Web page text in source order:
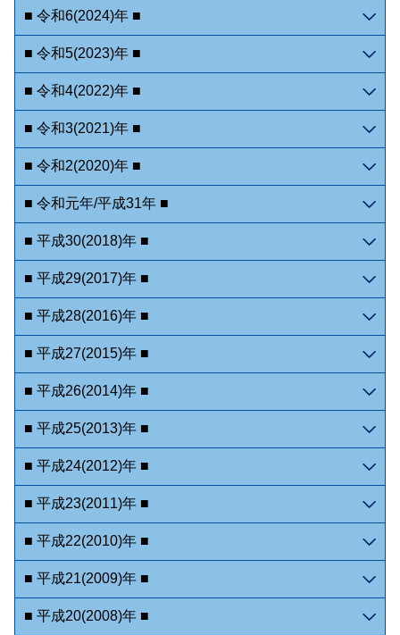
■ 令和6(2024)年 ■
■ 令和5(2023)年 ■
■ 令和4(2022)年 ■
■ 令和3(2021)年 ■
■ 令和2(2020)年 ■
■ 令和元年/平成31年 ■
■ 平成30(2018)年 ■
■ 平成29(2017)年 ■
■ 平成28(2016)年 ■
■ 平成27(2015)年 ■
■ 平成26(2014)年 ■
■ 平成25(2013)年 ■
■ 平成24(2012)年 ■
■ 平成23(2011)年 ■
■ 平成22(2010)年 ■
■ 平成21(2009)年 ■
■ 平成20(2008)年 ■